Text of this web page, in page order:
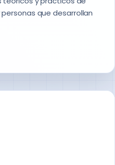
que desarrollan